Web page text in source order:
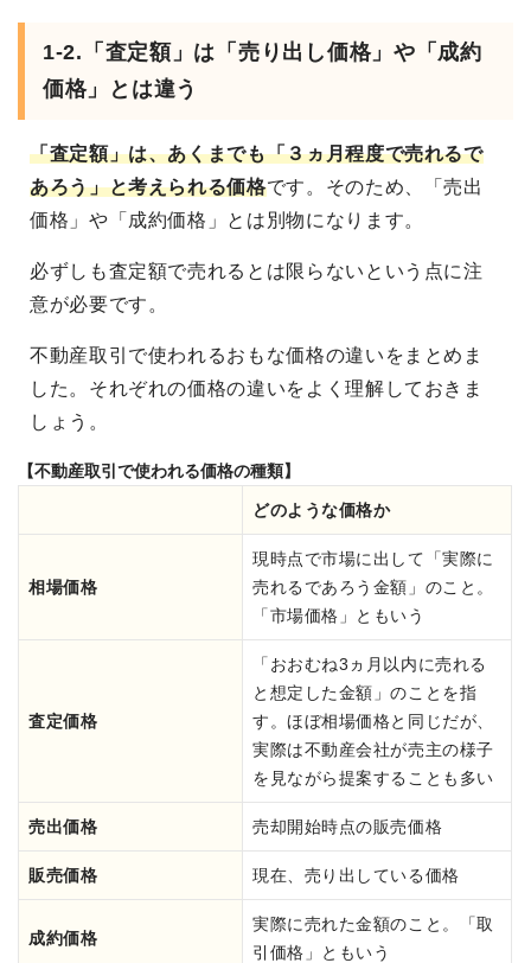
1-2.「査定額」は「売り出し価格」や「成約
価格」とは違う
「査定額」は、あくまでも「３ヵ月程度で売れるで
あろう」と考えられる価格です。そのため、「売出
価格」や「成約価格」とは別物になります。
必ずしも査定額で売れるとは限らないという点に注
意が必要です。
不動産取引で使われるおもな価格の違いをまとめま
した。それぞれの価格の違いをよく理解しておきま
しょう。
【不動産取引で使われる価格の種類】
どのような価格か
相場価格
現時点で市場に出して「実際に
売れるであろう金額」のこと。
「市場価格」ともいう
査定価格
「おおむね3ヵ月以内に売れる
と想定した金額」のことを指
す。ほぼ相場価格と同じだが、
実際は不動産会社が売主の様子
を見ながら提案することも多い
売出価格 売却開始時点の販売価格
販売価格 現在、売り出している価格
成約価格
実際に売れた金額のこと。「取
引価格」ともいう